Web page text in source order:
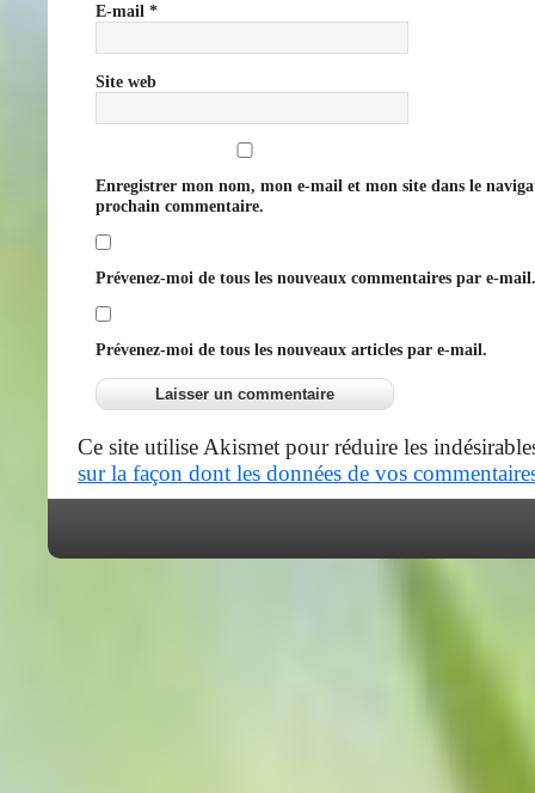
E-mail *
Site web
Enregistrer mon nom, mon e-mail et mon site dans le
prochain commentaire.
Prévenez-moi de tous les nouveaux commentaires par e-mail.
Prévenez-moi de tous les nouveaux articles par e-mail.
Ce site utilise Akismet pour réduire les
sur la façon dont les données de vos